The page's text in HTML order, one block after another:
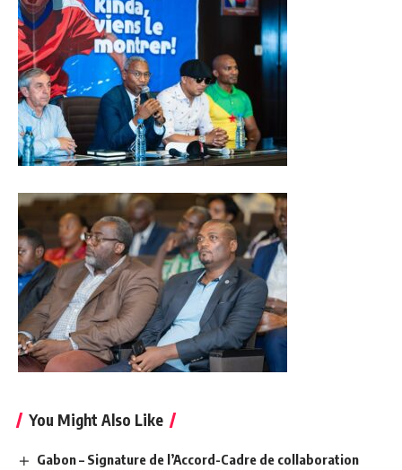
You Might Also Like
Gabon – Signature de l’Accord-Cadre de collaboration